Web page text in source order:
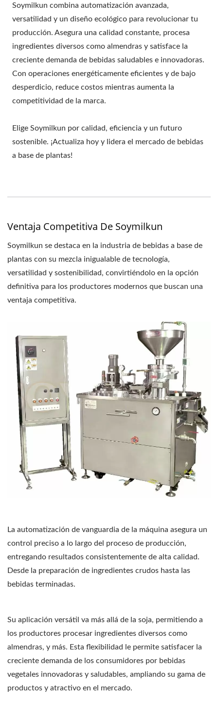
LA SEGURIDAD
ALIMENTARIA.
Soymilkun combina automatización avanzada,
versatilidad y un diseño ecológico para revolucionar tu
producción. Asegura una calidad constante, procesa
ingredientes diversos como almendras y satisface la
creciente demanda de bebidas saludables e innovadoras.
Con operaciones energéticamente eficientes y de bajo
desperdicio, reduce costos mientras aumenta la
competitividad de la marca.
Elige Soymilkun por calidad, eficiencia y un futuro
sostenible. ¡Actualiza hoy y lidera el mercado de bebidas
a base de plantas!
Ventaja Competitiva De Soymilkun
Soymilkun se destaca en la industria de bebidas a base de
plantas con su mezcla inigualable de tecnología,
versatilidad y sostenibilidad, convirtiéndolo en la opción
definitiva para los productores modernos que buscan una
ventaja competitiva.
La automatización de vanguardia de la máquina asegura un
control preciso a lo largo del proceso de producción,
entregando resultados consistentemente de alta calidad.
Desde la preparación de ingredientes crudos hasta las
bebidas terminadas.
Su aplicación versátil va más allá de la soja, permitiendo a
los productores procesar ingredientes diversos como
almendras, y más. Esta flexibilidad le permite satisfacer la
creciente demanda de los consumidores por bebidas
vegetales innovadoras y saludables, ampliando su gama de
productos y atractivo en el mercado.